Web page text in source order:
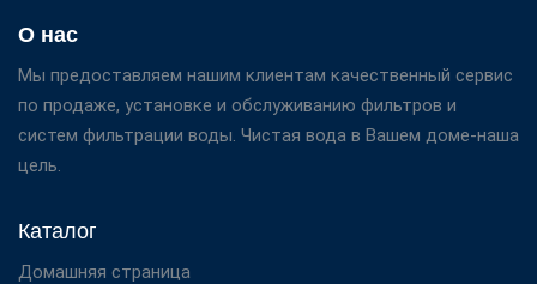
О нас
Мы предоставляем нашим клиентам качественный сервис
по продаже, установке и обслуживанию фильтров и
систем фильтрации воды. Чистая вода в Вашем доме-наша
цель.
Каталог
Домашняя страница